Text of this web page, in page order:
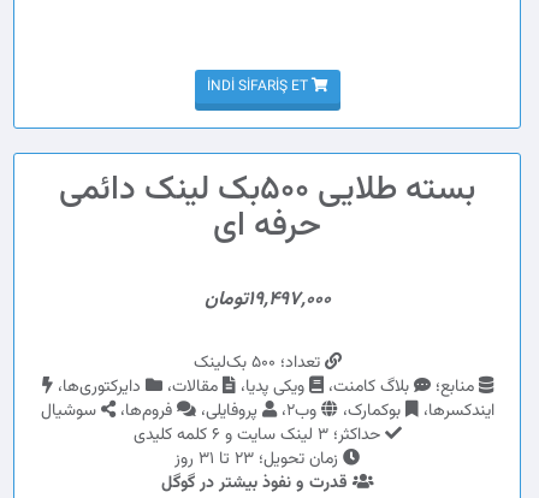
İNDI SIFARIŞ ET
بسته طلایی 500بک لینک دائمی
حرفه ای
19,497,000تومان
تعداد؛ 500 بک‌لینک
منابع؛
بلاگ کامنت، ویکی پدیا، مقالات،
دایرکتوری‌ها،
ایندکسرها،
بوکمارک، وب2، پروفایلی، فروم‌ها،
سوشیال
حداکثر؛ 3 لینک سایت و 6 کلمه کلیدی
زمان تحویل؛ 23 تا 31 روز
قدرت و نفوذ بیشتر در گوگل